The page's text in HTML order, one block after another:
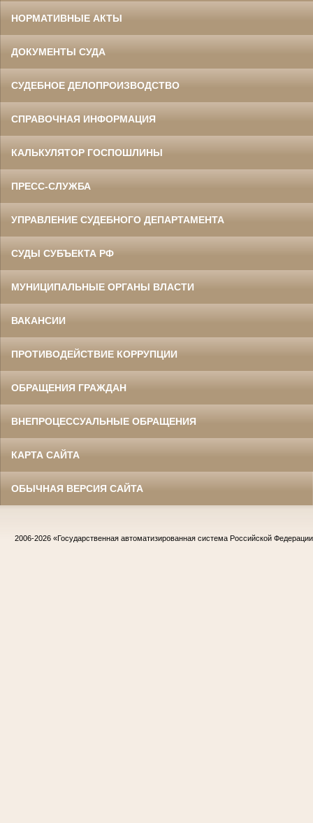
НОРМАТИВНЫЕ АКТЫ
ДОКУМЕНТЫ СУДА
СУДЕБНОЕ ДЕЛОПРОИЗВОДСТВО
СПРАВОЧНАЯ ИНФОРМАЦИЯ
КАЛЬКУЛЯТОР ГОСПОШЛИНЫ
ПРЕСС-СЛУЖБА
УПРАВЛЕНИЕ СУДЕБНОГО ДЕПАРТАМЕНТА
СУДЫ СУБЪЕКТА РФ
МУНИЦИПАЛЬНЫЕ ОРГАНЫ ВЛАСТИ
ВАКАНСИИ
ПРОТИВОДЕЙСТВИЕ КОРРУПЦИИ
ОБРАЩЕНИЯ ГРАЖДАН
ВНЕПРОЦЕССУАЛЬНЫЕ ОБРАЩЕНИЯ
КАРТА САЙТА
ОБЫЧНАЯ ВЕРСИЯ САЙТА
2006-2026 «Государственная автоматизированная система Российской